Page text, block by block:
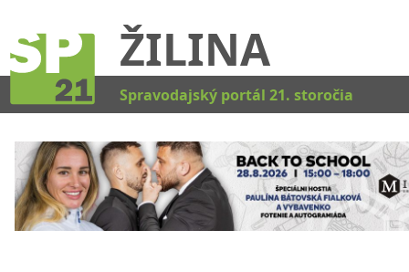
ŽILINA
Spravodajský portál 21. storočia